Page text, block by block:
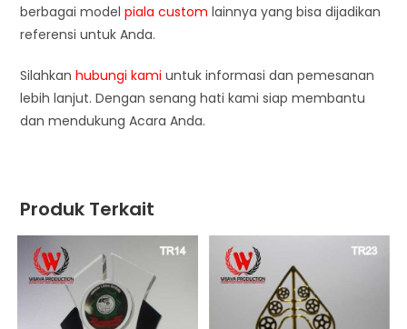
berbagai modelpiala custom lainnya yang bisa dijadikan
referensi untuk Anda.
Silahkanhubungi kami untuk informasi dan pemesanan
lebih lanjut. Dengan senang hati kami siap membantu
dan mendukung Acara Anda.
Produk Terkait